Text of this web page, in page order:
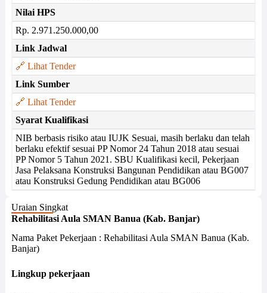
Nilai HPS
Rp. 2.971.250.000,00
Link Jadwal
🔗 Lihat Tender
Link Sumber
🔗 Lihat Tender
Syarat Kualifikasi
NIB berbasis risiko atau IUJK Sesuai, masih berlaku dan telah
berlaku efektif sesuai PP Nomor 24 Tahun 2018 atau sesuai
PP Nomor 5 Tahun 2021. SBU Kualifikasi kecil, Pekerjaan
Jasa Pelaksana Konstruksi Bangunan Pendidikan atau BG007
atau Konstruksi Gedung Pendidikan atau BG006
Uraian Singkat
Rehabilitasi Aula SMAN Banua (Kab. Banjar)
Nama Paket Pekerjaan : Rehabilitasi Aula SMAN Banua (Kab.
Banjar)
Lingkup pekerjaan